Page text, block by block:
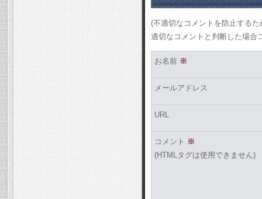
(不適切なコメントを防止する
適切なコメントと判断した場合
お名前 ※
メールアドレス
URL
コメント ※
(HTMLタグは使用できません)